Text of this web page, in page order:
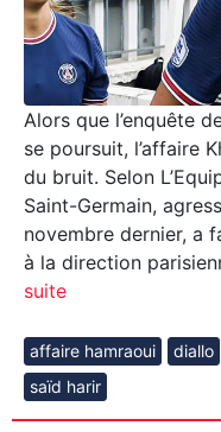
Alors que l’enquête
se poursuit, l’affaire
du bruit. Selon
Saint-Germain,
novembre dernier, a
à la direction
suite
affaire hamraoui diallo
saïd harir